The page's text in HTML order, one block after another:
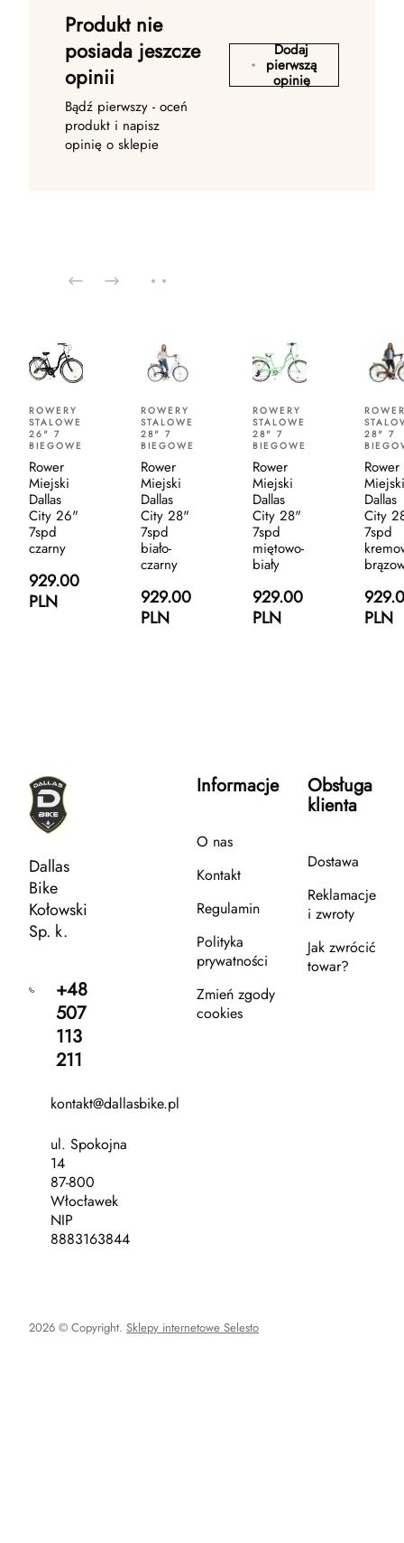
Produkt nie
posiada jeszcze
opinii
Bądź pierwszy - oceń
produkt i napisz
opinię o sklepie
Dodaj
pierwszą
opinię
ROWERY
STALOWE
26" 7
BIEGOWE
Rower
Miejski
Dallas
City 26"
7spd
czarny
929.00
PLN
ROWERY
STALOWE
28" 7
BIEGOWE
Rower
Miejski
Dallas
City 28"
7spd
biało-
czarny
929.00
PLN
ROWERY
STALOWE
28" 7
BIEGOWE
Rower
Miejski
Dallas
City 28"
7spd
miętowo-
biały
929.00
PLN
28" 7
Rower
Miejski
Dallas
City
7spd
PLN
Dallas
Bike
Kołowski
Sp. k.
+48
507
113
211
kontakt@dallasbike.pl
ul. Spokojna
14
87-800
Włocławek
NIP
8883163844
Informacje
O nas
Kontakt
Regulamin
Polityka
prywatności
Zmień zgody
cookies
Obsługa
klienta
Dostawa
Reklamacje
i zwroty
Jak zwrócić
towar?
2026 © Copyright. Sklepy internetowe Selesto